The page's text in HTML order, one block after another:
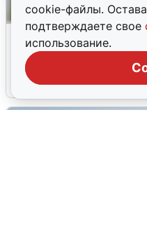
cookie-файлы.
подтверждаете свое
использование.
Волгоградцы
мобильного
6 августа